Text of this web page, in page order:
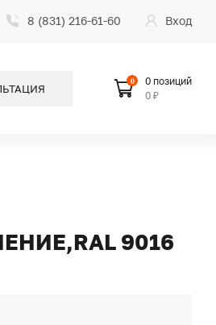
8 (831) 216-61-60 Вход
0
0 позиций
0 ₽
9016